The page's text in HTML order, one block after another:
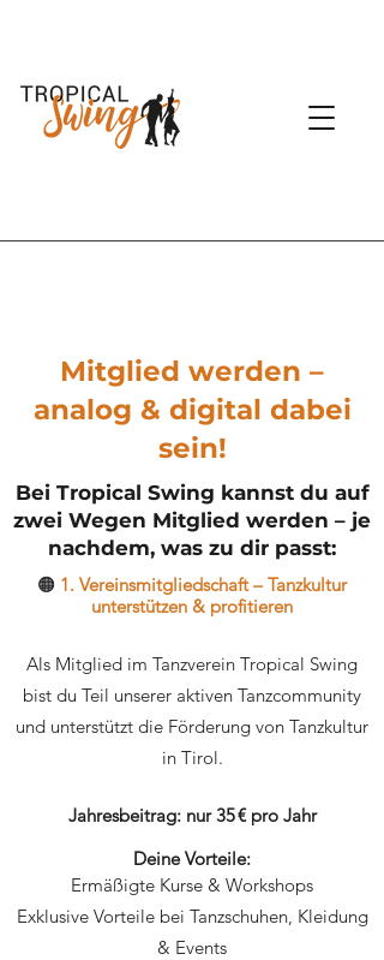
Mitglied werden –
analog & digital dabei
sein!
Bei Tropical Swing kannst du auf
zwei Wegen Mitglied werden – je
nachdem, was zu dir passt:
🟠 1. Vereinsmitgliedschaft – Tanzkultur
unterstützen & profitieren
Als Mitglied im Tanzverein Tropical Swing
bist du Teil unserer aktiven Tanzcommunity
und unterstützt die Förderung von Tanzkultur
in Tirol.
Jahresbeitrag: nur 35 € pro Jahr
Deine Vorteile:
Ermäßigte Kurse & Workshops
Exklusive Vorteile bei Tanzschuhen, Kleidung
& Events